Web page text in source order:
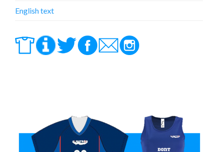
English text